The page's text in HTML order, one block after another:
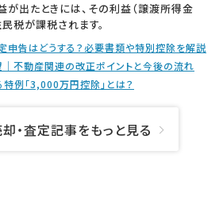
が出たときには、その利益（譲渡所得金
税が課税されます。
申告はどうする？必要書類や特別控除を解説
不動産関連の改正ポイントと今後の流れ
例「3,000万円控除」とは？
・査定記事をもっと見る